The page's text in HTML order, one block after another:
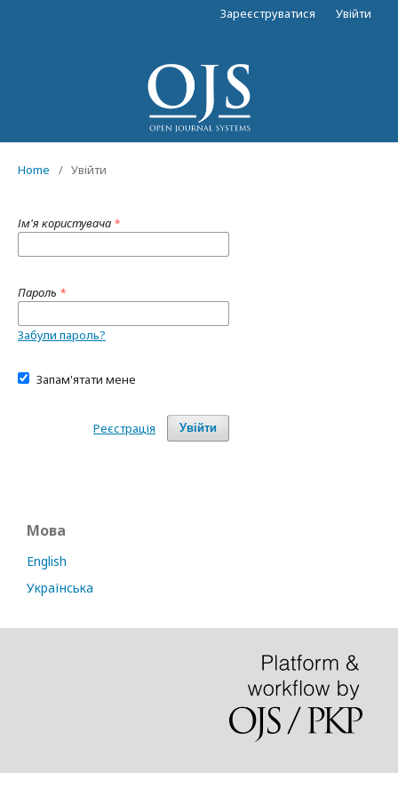
Зареєструватися Увійти
Home / Увійти
Ім'я користувача *
Пароль *
Забули пароль?
Запам'ятати мене
Увійти
Реєстрація
Мова
English
Українська